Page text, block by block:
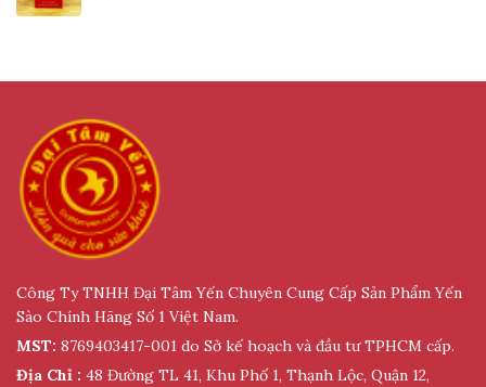
Quận 12, Thành phố Hồ Chí Minh, Việt Nam
Công Ty TNHH Đại Tâm Yến Chuyên Cung Cấp Sản Phẩm Yến
Sào Chính Hãng Số 1 Việt Nam.
MST: 8769403417-001 do Sở kế hoạch và đầu tư TPHCM cấp.
Địa Chỉ : 48 Đường TL 41, Khu Phố 1, Thạnh Lộc, Quận 12,